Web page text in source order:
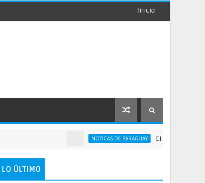
Inicio
NOTICAS DE PARAGUAY Ciudadana
LO ÚLTIMO